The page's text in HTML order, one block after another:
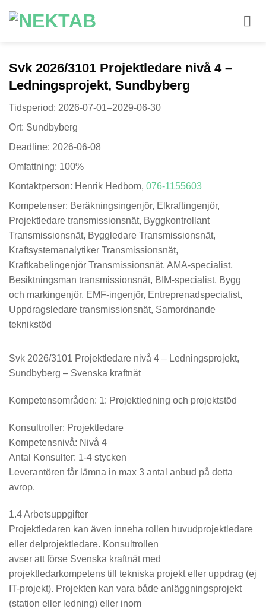
Svk 2026/3101 Projektledare nivå 4 –
Ledningsprojekt, Sundbyberg
Tidsperiod: 2026-07-01–2029-06-30
Ort: Sundbyberg
Deadline: 2026-06-08
Omfattning: 100%
Kontaktperson: Henrik Hedbom, 076-1155603
Kompetenser: Beräkningsingenjör, Elkraftingenjör,
Projektledare transmissionsnät, Byggkontrollant
Transmissionsnät, Byggledare Transmissionsnät,
Kraftsystemanalytiker Transmissionsnät,
Kraftkabelingenjör Transmissionsnät, AMA-specialist,
Besiktningsman transmissionsnät, BIM-specialist, Bygg
och markingenjör, EMF-ingenjör, Entreprenadspecialist,
Uppdragsledare transmissionsnät, Samordnande
teknikstöd
Svk 2026/3101 Projektledare nivå 4 – Ledningsprojekt,
Sundbyberg – Svenska kraftnät
Kompetensområden: 1: Projektledning och projektstöd
Konsultroller: Projektledare
Kompetensnivå: Nivå 4
Antal Konsulter: 1-4 stycken
Leverantören får lämna in max 3 antal anbud på detta
avrop.
1.4 Arbetsuppgifter
Projektledaren kan även inneha rollen huvudprojektledare
eller delprojektledare. Konsultrollen
avser att förse Svenska kraftnät med
projektledarkompetens till tekniska projekt eller uppdrag (ej
IT-projekt). Projekten kan vara både anläggningsprojekt
(station eller ledning) eller inom